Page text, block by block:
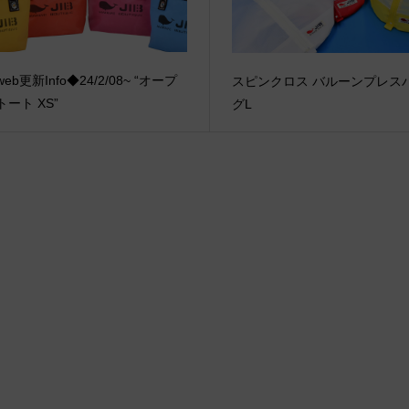
更新Info◆24/2/08~ “オープ
ート XS”
スピンクロス バルーンプレス
グL